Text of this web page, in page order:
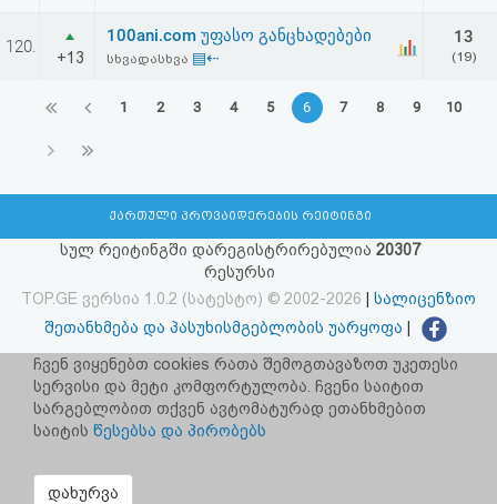
120.
+13
100ani.com უფასო განცხადებები
სხვადასხვა ▤⇠
13
(19)
1 2 3 4 5 6 7 8 9 10
ქართული პროვაიდერების რეიტინგი
სულ რეიტინგში დარეგისტრირებულია 20307
რესურსი
TOP.GE ვერსია 1.0.2 (სატესტო) © 2002-2026
სალიცენზიო
შეთანხმება და პასუხისმგებლობის უარყოფა
facebook.com/TOP.GE
იხილეთ TOP.GE - ის ძველი ვერსია ბმულზე
TOP.GE-ს სერვერების განთავსებას და ინტერნეტთან კავშირს
ჩვენ ვიყენებთ cookies რათა შემოგთავაზოთ უკეთესი
სერვისი და მეტი კომფორტულობა. ჩვენი საიტით
სარგებლობით თქვენ ავტომატურად ეთანხმებით
საიტის წესებსა და პირობებს
დახურვა